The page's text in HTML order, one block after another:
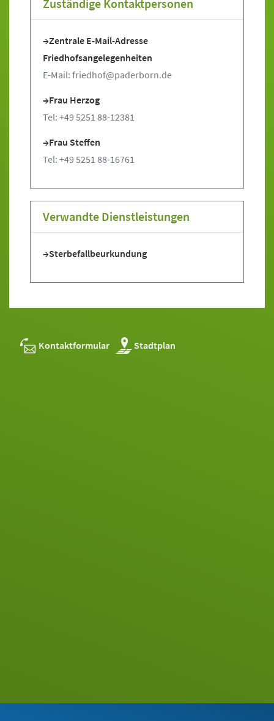
Zuständige Kontaktpersonen
Zentrale E-Mail-Adresse
Friedhofsangelegenheiten
E-Mail: friedhof@paderborn.de
Frau Herzog
Tel: +49 5251 88-12381
Frau Steffen
Tel: +49 5251 88-16761
Verwandte Dienstleistungen
Sterbefallbeurkundung
Kontaktformular Stadtplan